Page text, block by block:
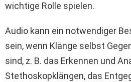
wichtige Rolle spielen.
Audio kann ein notwendiger
sein, wenn Klänge selbst
sind, z. B. das Erkennen und
Stethoskopklängen, das